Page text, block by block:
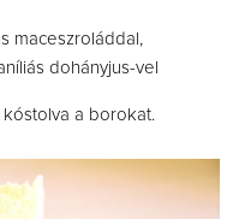
maceszroláddal,
dohányjus-vel
kóstolva a borokat.